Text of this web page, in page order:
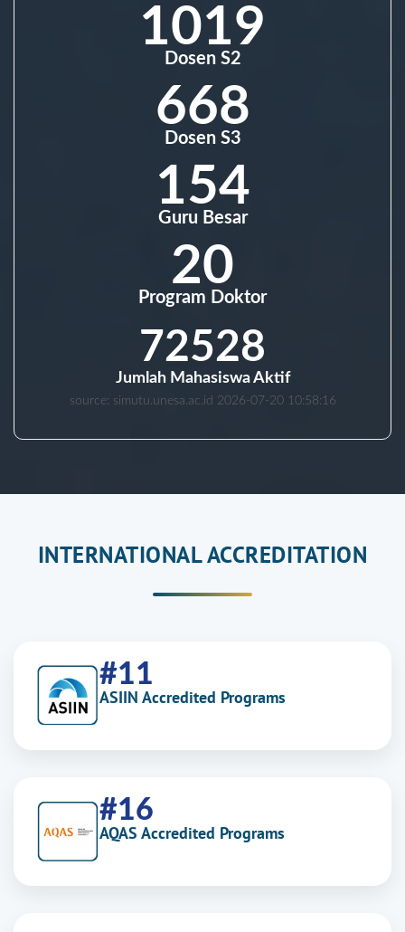
1019
Dosen S2
668
Dosen S3
154
Guru Besar
20
Program Doktor
72528
Jumlah Mahasiswa Aktif
source: simutu.unesa.ac.id 2026-07-20 10:58:16
INTERNATIONAL ACCREDITATION
#11
ASIIN Accredited Programs
#16
AQAS Accredited Programs